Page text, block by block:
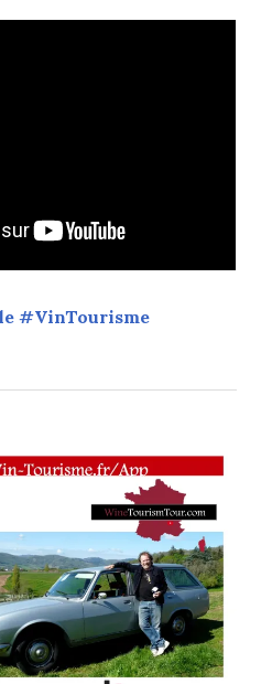
#VinTourisme